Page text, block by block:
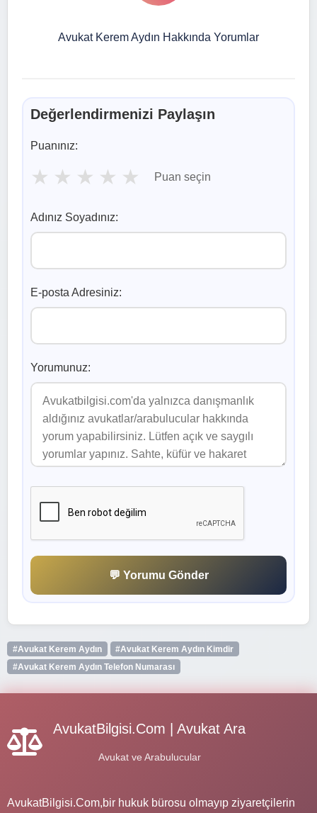
Avukat Kerem Aydın Hakkında Yorumlar
Değerlendirmenizi Paylaşın
Puanınız:
★ ★ ★ ★ ★ Puan seçin
Adınız Soyadınız:
E-posta Adresiniz:
Yorumunuz:
💬 Yorumu Gönder
#Avukat Kerem Aydın
#Avukat Kerem Aydın Kimdir
#Avukat Kerem Aydın Telefon Numarası
AvukatBilgisi.Com | Avukat Ara
Avukat ve Arabulucular
AvukatBilgisi.Com,bir hukuk bürosu olmayıp ziyaretçilerin